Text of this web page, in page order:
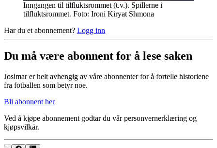
Inngangen til tilfluktsrommet (t.v.). Spillerne i
tilfluktsrommet. Foto: Ironi Kiryat Shmona
Har du et abonnement? Logg inn
Du må være abonnent for å lese saken
Josimar er helt avhengig av våre abonnenter for å fortelle historiene
fra fotballen som betyr noe.
Bli abonnent her
Ved å kjøpe abonnement godtar du vår personvernerklæring og
kjøpsvilkår.